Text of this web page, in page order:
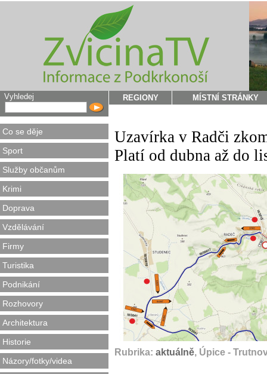
Vyhledej
Co se děje
Sport
Služby občanům
Krimi
Doprava
Vzdělávání
Firmy
Turistika
Podnikání
Rozhovory
Architektura
Historie
Názory/fotky/videa
REGIONY MÍSTNÍ STRÁNKY
Uzavírka v Radči
Platí od dubna až do
Rubrika: aktuálně, Úpice -